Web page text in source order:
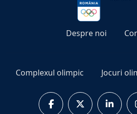
Despre noi
Complexul olimpic Jocuri